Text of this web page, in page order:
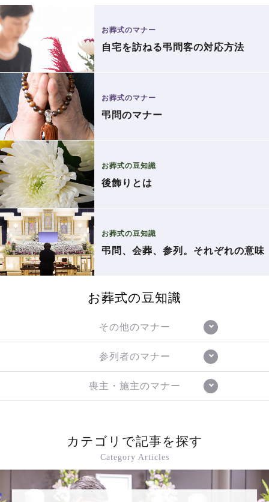
お葬式のマナー
自宅を訪ねる弔問客の対応方法
お葬式のマナー
弔問のマナー
お葬式の豆知識
後飾りとは
お葬式の豆知識
弔問、会葬、参列。それぞれの意味
お葬式の豆知識
その他のマナー
参列者のマナー
喪主・施主のマナー
カテゴリで記事を探す
Category Articles